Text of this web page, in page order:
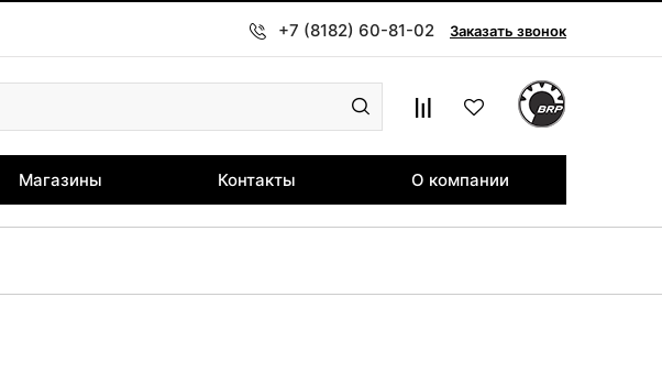
+7 (8182) 60-81-02 Заказать звонок
Магазины Контакты О компании